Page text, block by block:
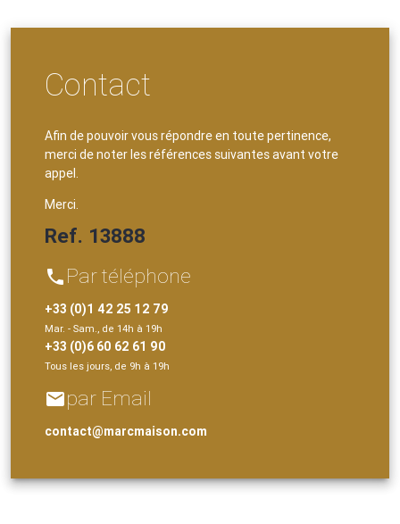
Contact
Afin de pouvoir vous répondre en toute pertinence,
merci de noter les références suivantes avant votre
appel.
Merci.
Ref. 13888
phone Par téléphone
+33 (0)1 42 25 12 79
Mar. - Sam., de 14h à 19h
+33 (0)6 60 62 61 90
Tous les jours, de 9h à 19h
emailpar Email
contact@marcmaison.com